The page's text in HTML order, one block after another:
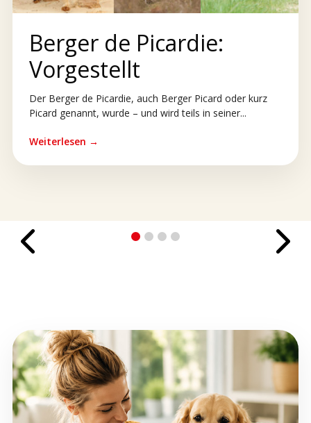
Berger de Picardie:
Vorgestellt
Der Berger de Picardie, auch Berger Picard oder kurz
Picard genannt, wurde – und wird teils in seiner...
Weiterlesen →